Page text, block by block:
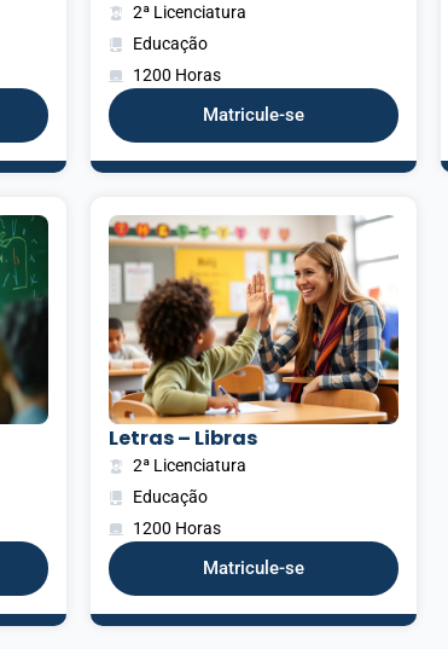
2ª Licenciatura
Educação
1200 Horas
Matricule-se
Letras – Libras
2ª Licenciatura
Educação
1200 Horas
Matricule-se